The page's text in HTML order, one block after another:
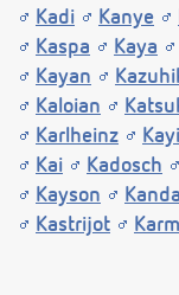
Kadi
Kanye
Kaspa
Kaya
Kayan
Kaloian
Karlheinz
Kayi
Kai
Kadosch
Kayson
Kanda
Kastrijot